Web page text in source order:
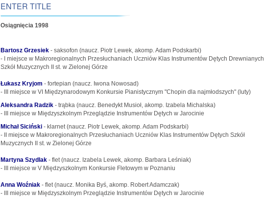
ENTER TITLE
Osiągnięcia 1998
Bartosz Grzesiek- saksofon (naucz. Piotr Lewek, akomp. Adam Podskarbi)
- I miejsce w Makroregionalnych Przesłuchaniach Uczniów Klas Instrumentów Dętych Drewnianych
Szkół Muzycznych II st. w Zielonej Górze
Łukasz Kryjom - fortepian (naucz. Iwona Nowosad)
- III miejsce w VI Międzynarodowym Konkursie Pianistycznym "Chopin dla najmłodszych" (luty)
Aleksandra Radzik - trąbka (naucz. Benedykt Musioł, akomp. Izabela Michalska)
- III miejsce w Międzyszkolnym Przeglądzie Instrumentów Dętych w Jarocinie
Michał Siciński- klarnet (naucz. Piotr Lewek, akomp. Adam Podskarbi)
- II miejsce w Makroregionalnych Przesłuchaniach Uczniów Klas Instrumentów Dętych Szkół
Muzycznych II st. w Zielonej Górze
Martyna Szydlak - flet (naucz. Izabela Lewek, akomp. Barbara Leśniak)
- III miejsce w V Międzyszkolnym Konkursie Fletowym w Poznaniu
Anna Woźniak- flet (naucz. Monika Byś, akomp. Robert Adamczak)
- III miejsce w Międzyszkolnym Przeglądzie Instrumentów Dętych w Jarocinie